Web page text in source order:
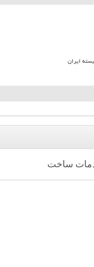
ایران
ساخت